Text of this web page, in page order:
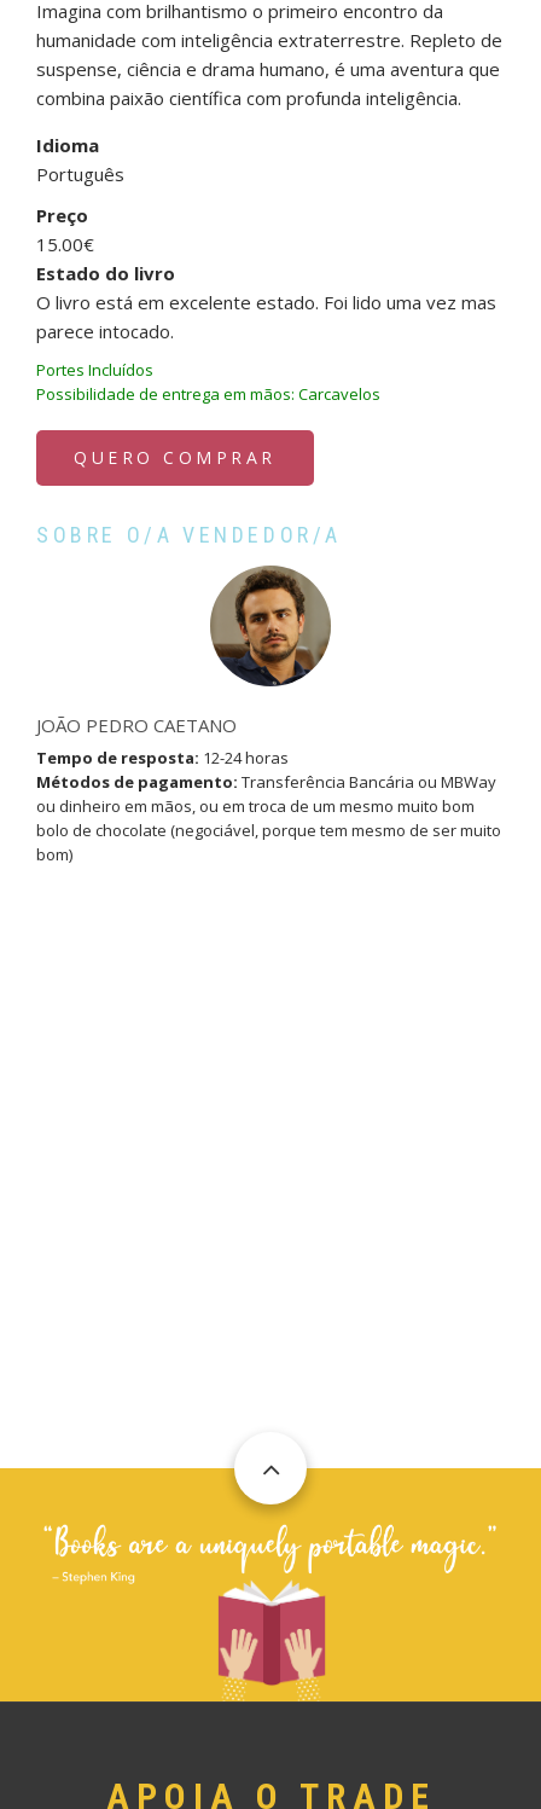
Imagina com brilhantismo o primeiro encontro da
humanidade com inteligência extraterrestre. Repleto de
suspense, ciência e drama humano, é uma aventura que
combina paixão científica com profunda inteligência.
Idioma
Português
Preço
15.00€
Estado do livro
O livro está em excelente estado. Foi lido uma vez mas
parece intocado.
Portes Incluídos
Possibilidade de entrega em mãos: Carcavelos
QUERO COMPRAR
SOBRE O/A VENDEDOR/A
JOÃO PEDRO CAETANO
Tempo de resposta: 12-24 horas
Métodos de pagamento: Transferência Bancária ou MBWay
ou dinheiro em mãos, ou em troca de um mesmo muito bom
bolo de chocolate (negociável, porque tem mesmo de ser muito
bom)
APOIA O TRADE